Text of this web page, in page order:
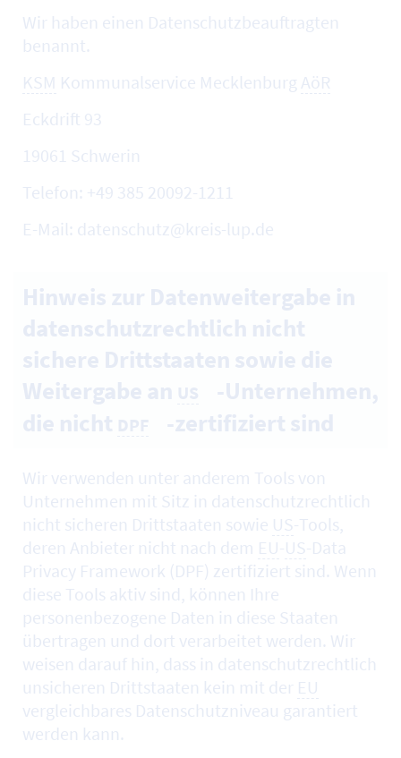
Wir haben einen Datenschutzbeauftragten
benannt.
KSM Kommunalservice Mecklenburg AöR
Eckdrift 93
19061 Schwerin
Telefon: +49 385 20092-1211
E-Mail: datenschutz@kreis-lup.de
Wir verwenden unter anderem Tools von
Unternehmen mit Sitz in datenschutzrechtlich
nicht sicheren Drittstaaten sowie US-Tools,
deren Anbieter nicht nach dem EU-US-Data
Privacy Framework (DPF) zertifiziert sind. Wenn
diese Tools aktiv sind, können Ihre
personenbezogene Daten in diese Staaten
übertragen und dort verarbeitet werden. Wir
weisen darauf hin, dass in datenschutzrechtlich
unsicheren Drittstaaten kein mit der EU
vergleichbares Datenschutzniveau garantiert
werden kann.